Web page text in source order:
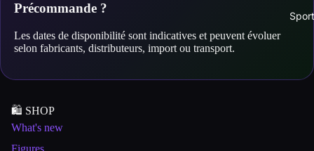
Précommande ?
Les dates de disponibilité sont indicatives et peuvent évoluer
selon fabricants, distributeurs, import ou transport.
🛍️ SHOP
What's new
Figures